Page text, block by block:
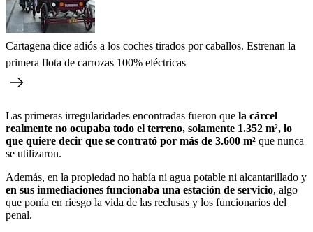
Cartagena dice adiós a los coches tirados por caballos. Estrenan la
primera flota de carrozas 100% eléctricas
Las primeras irregularidades encontradas fueron que la cárcel
realmente no ocupaba todo el terreno, solamente 1.352 m², lo
que quiere decir que se contrató por más de 3.600 m² que nunca
se utilizaron.
Además, en la propiedad no había ni agua potable ni alcantarillado y
en sus inmediaciones funcionaba una estación de servicio, algo
que ponía en riesgo la vida de las reclusas y los funcionarios del
penal.